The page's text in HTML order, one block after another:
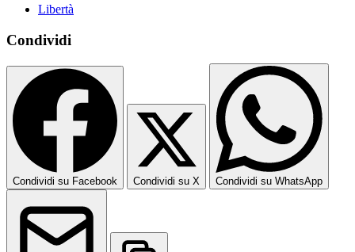
Libertà
Condividi
Condividi su Facebook Condividi su X Condividi su WhatsApp